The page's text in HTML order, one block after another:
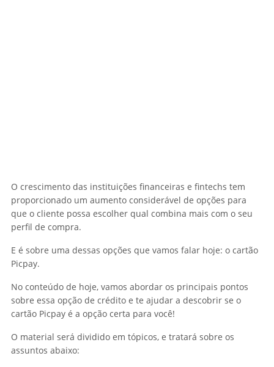
O crescimento das instituições financeiras e fintechs tem
proporcionado um aumento considerável de opções para
que o cliente possa escolher qual combina mais com o seu
perfil de compra.
E é sobre uma dessas opções que vamos falar hoje: o cartão
Picpay.
No conteúdo de hoje, vamos abordar os principais pontos
sobre essa opção de crédito e te ajudar a descobrir se o
cartão Picpay é a opção certa para você!
O material será dividido em tópicos, e tratará sobre os
assuntos abaixo: